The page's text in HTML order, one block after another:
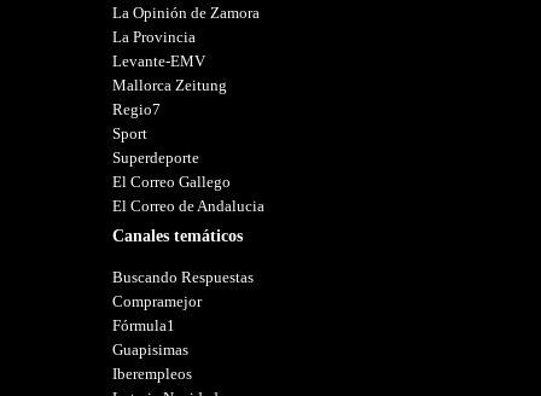
La Opinión de Zamora
La Provincia
Levante-EMV
Mallorca Zeitung
Regio7
Sport
Superdeporte
El Correo Gallego
El Correo de Andalucia
Canales temáticos
Buscando Respuestas
Compramejor
Fórmula1
Guapisimas
Iberempleos